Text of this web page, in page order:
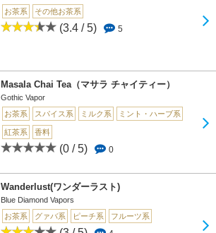
お茶系
その他お茶系
(3.4 / 5) 5
Masala Chai Tea（マサラ チャイティー）
Gothic Vapor
お茶系
スパイス系 ミルク系 ミント・ハーブ系
紅茶系 香料
(0 / 5) 0
Wanderlust(ワンダーラスト)
Blue Diamond Vapors
お茶系
グァバ系 ピーチ系 フルーツ系